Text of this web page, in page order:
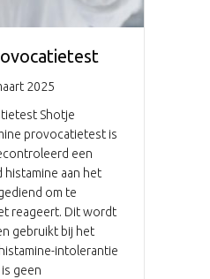
2025
Shotje
provocatietest is
een
histamine aan het
om te
reageert. Dit wordt
gebruikt bij het
intolerantie
geen